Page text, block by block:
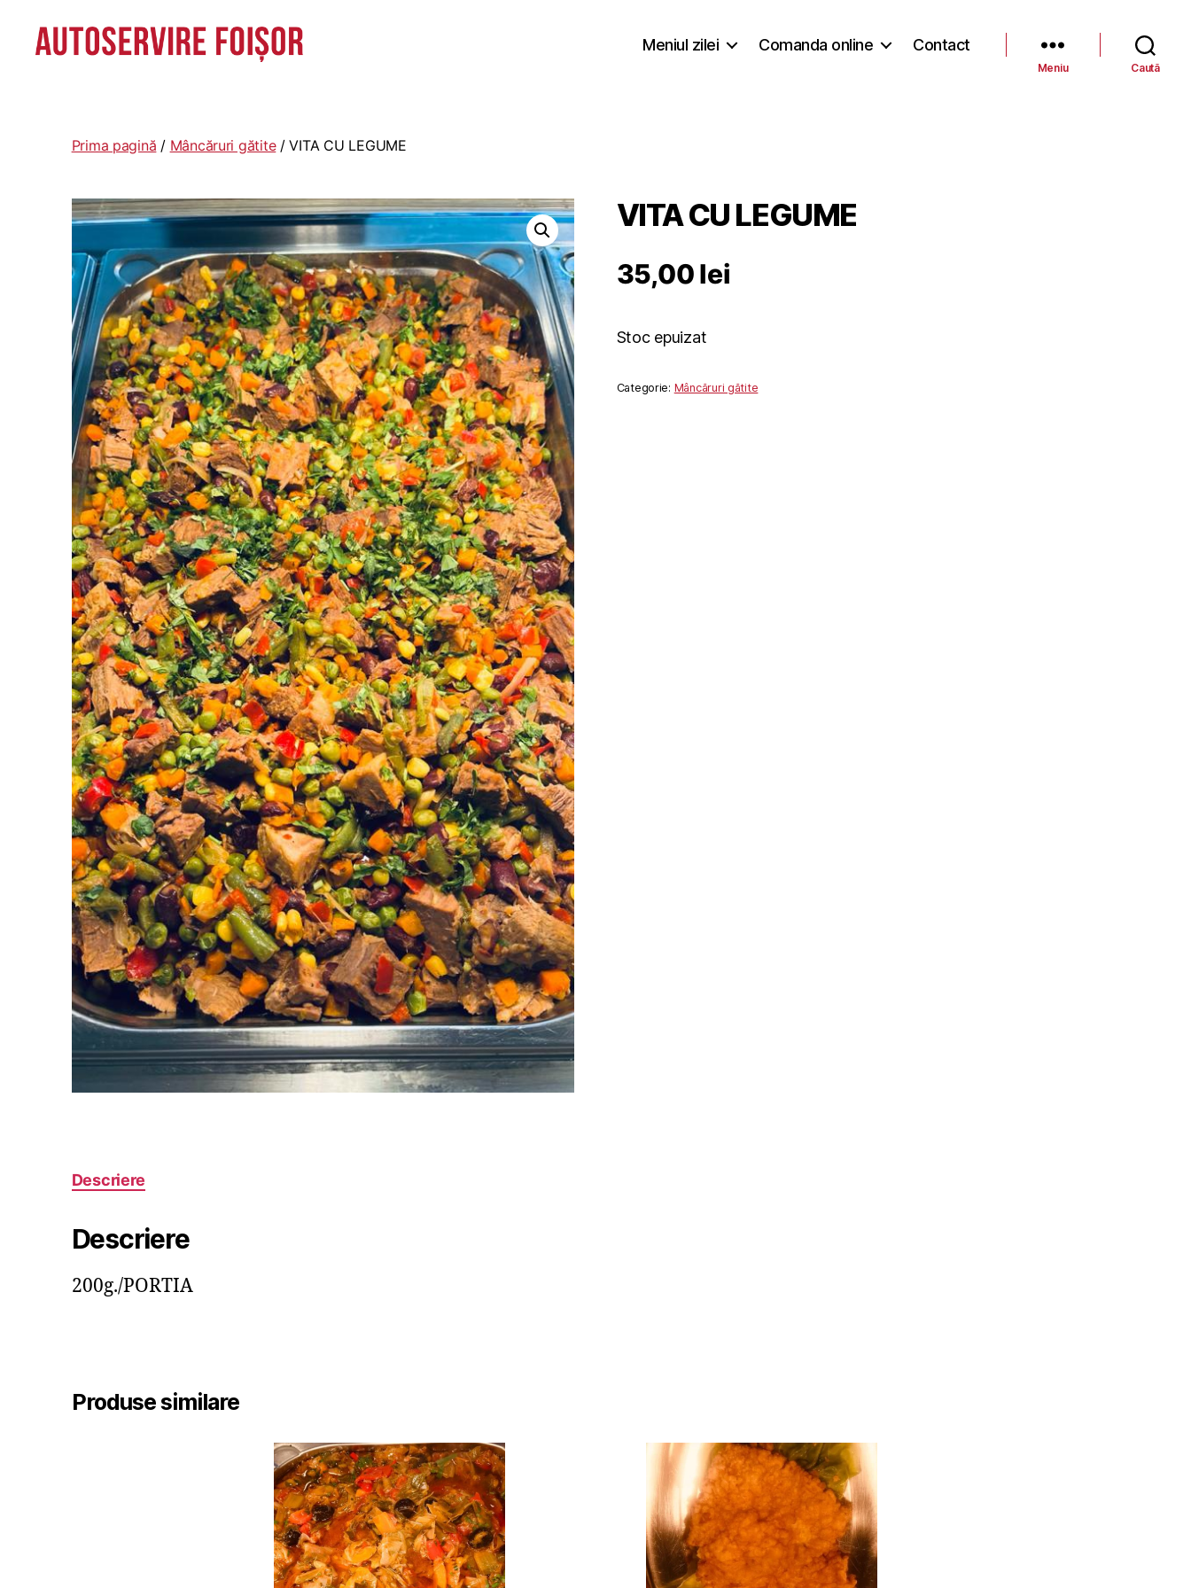
Lascăr
Meniul zilei Comanda online Contact
Meniu Caută
Prima pagină / Mâncăruri gătite/ VITA CU LEGUME
VITA CU LEGUME
35,00lei
Stoc epuizat
Categorie: Mâncăruri gătite
Descriere
Descriere
200g./PORTIA
Produse similare